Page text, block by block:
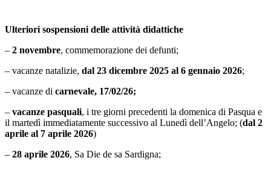
Ulteriori sospensioni delle attività didattiche
– 2 novembre, commemorazione dei defunti;
– vacanze natalizie, dal 23 dicembre 2025 al 6 gennaio 2026;
– vacanze di carnevale, 17/02/26;
– vacanze pasquali, i tre giorni precedenti la domenica di Pasqua e
il martedì immediatamente successivo al Lunedì dell’Angelo; (dal 2
aprile al 7 aprile 2026)
– 28 aprile 2026, Sa Die de sa Sardigna;